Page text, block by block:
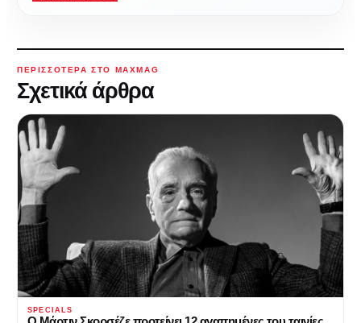
ΠΕΡΙΣΣΌΤΕΡΑ ΣΤΟ MAXMAG
Σχετικά άρθρα
SPECIALS